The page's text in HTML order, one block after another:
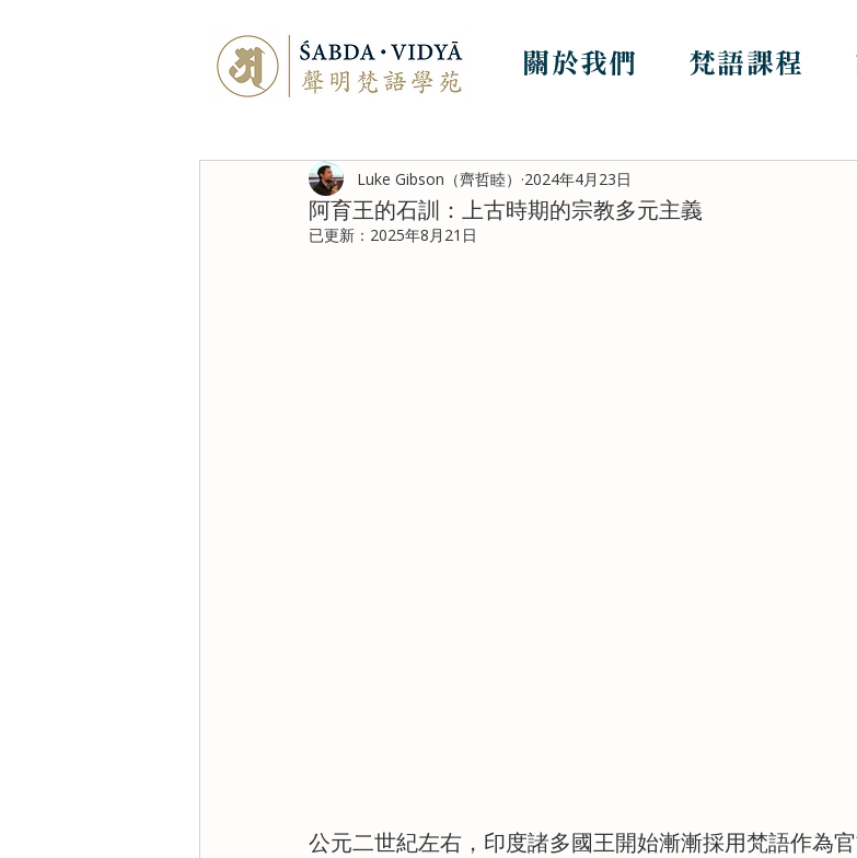
關於我們 梵語課程
阿育王的石訓：上古時期的宗教多元主義
Luke Gibson（齊哲睦） 2024年4月23日
已更新： 2025年8月21日
公元二世紀左右，印度諸多國王開始漸漸採用梵語作為